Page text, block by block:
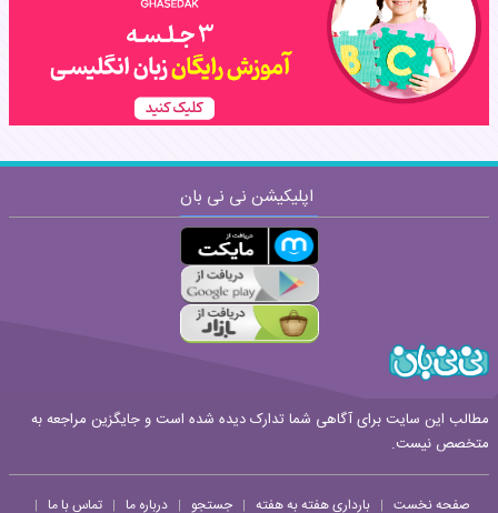
نظر:
اپلیکیشن نی نی بان
مطالب این سایت برای آگاهی شما تدارک دیده شده است و جایگزین مراجعه به
متخصص نیست.
صفحه نخست | بارداری هفته به هفته | جستجو | درباره ما | تماس با ما |